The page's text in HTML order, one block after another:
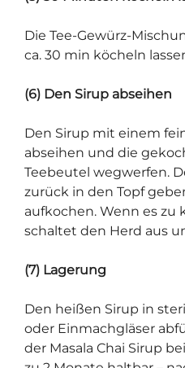
Die Tee-Gewürz-
ca. 30 min köcheln
(6) Den Sirup abseihen
Den Sirup mit einem
abseihen und die
Teebeutel wegwerfen.
zurück in den Topf
aufkochen. Wenn es zu
schaltet den Herd aus
(7) Lagerung
Den heißen Sirup in
oder Einmachgläser
der Masala Chai Sirup